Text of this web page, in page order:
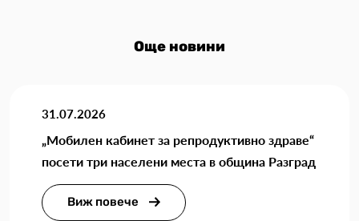
Още новини
31.07.2026
„Мобилен кабинет за репродуктивно здраве“
посети три населени места в община Разград
Виж повече